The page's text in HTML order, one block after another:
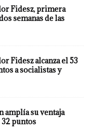
Fidesz, primera
semanas de las
Fidesz alcanza el 53
a socialistas y
amplía su ventaja
32 puntos